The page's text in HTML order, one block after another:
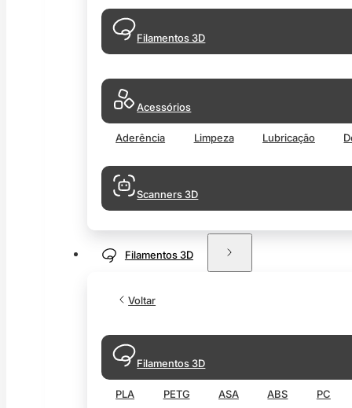
Filamentos 3D
Acessórios
Aderência Limpeza Lubricação
Scanners 3D
Filamentos 3D
Voltar
Filamentos 3D
PLA PETG ASA ABS PC